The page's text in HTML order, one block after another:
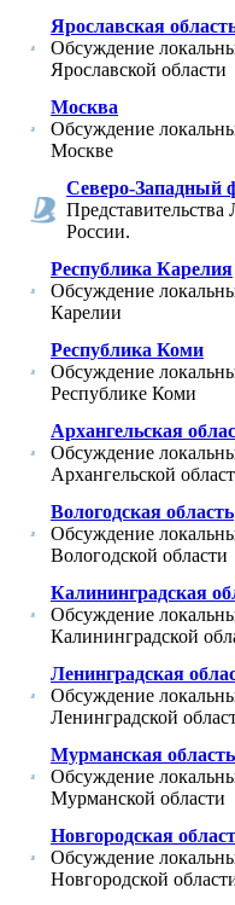
Ярославская
Обсуждение
Ярославской области
Москва
Обсуждение
Москве
Северо-Западный
Представительства
России.
Республика Карелия
Обсуждение
Карелии
Республика Коми
Обсуждение
Республике Коми
Архангельская
Обсуждение
Архангельской
Вологодская область
Обсуждение
Вологодской области
Калининградская
Обсуждение
Калининградской
Ленинградская
Обсуждение
Ленинградской
Мурманская область
Обсуждение
Мурманской области
Новгородская
Обсуждение
Новгородской